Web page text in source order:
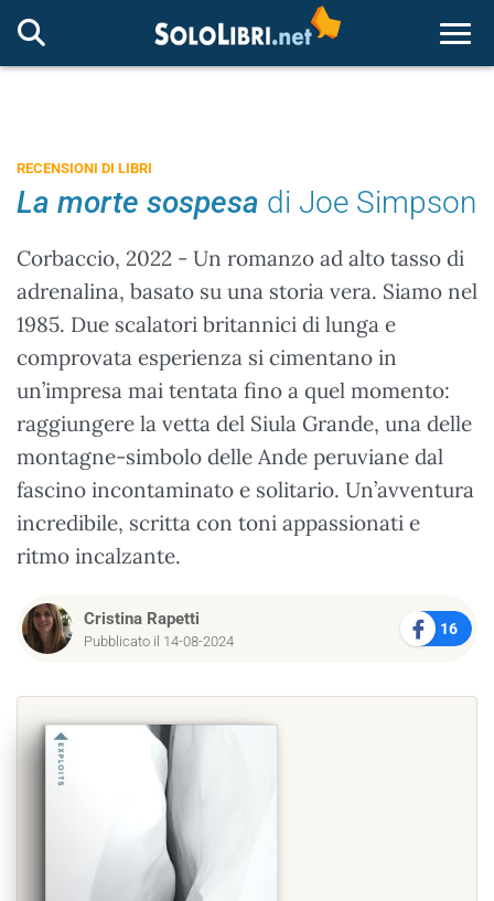
RECENSIONI DI LIBRI
La morte sospesa di Joe Simpson
Corbaccio, 2022 - Un romanzo ad alto tasso di
adrenalina, basato su una storia vera. Siamo nel
1985. Due scalatori britannici di lunga e
comprovata esperienza si cimentano in
un’impresa mai tentata fino a quel momento:
raggiungere la vetta del Siula Grande, una delle
montagne-simbolo delle Ande peruviane dal
fascino incontaminato e solitario. Un’avventura
incredibile, scritta con toni appassionati e
ritmo incalzante.
Cristina Rapetti
Pubblicato il 14-08-2024
16